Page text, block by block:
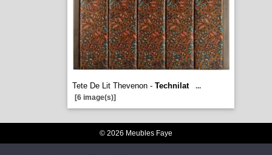
Tete De Lit Thevenon - Technilat
...
[6 image(s)]
© 2026 Meubles Faye